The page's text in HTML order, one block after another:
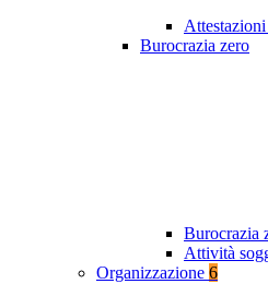
Burocrazia zero
Burocrazia
Attività
Organizzazione 6